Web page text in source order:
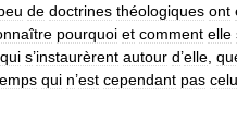
de doctrines théologiques ont
pourquoi et comment elle
qui s’instaurèrent autour d’elle
qui n’est cependant pas